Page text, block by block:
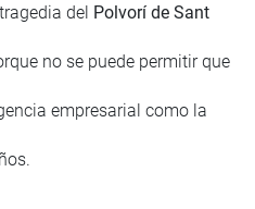
del Polvorí de Sant
no se puede permitir que
empresarial como la